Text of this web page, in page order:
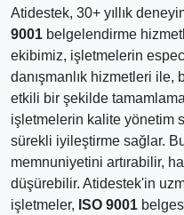
Atidestek, 30+ yıllık
9001 belgelendirme
ekibimiz, işletmelerin
danışmanlık hizmetleri ile,
etkili bir şekilde
işletmelerin kalite yönetim
sürekli iyileştirme sağlar.
memnuniyetini artırabilir,
düşürebilir. Atidestek'in
işletmeler, ISO 9001